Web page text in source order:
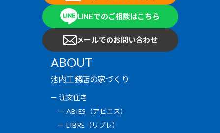
LINEでのご相談はこちら
メールでのお問い合わせ
ABOUT
池内工務店の家づくり
注文住宅
ABIES（アビエス）
LIBRE（リブレ）